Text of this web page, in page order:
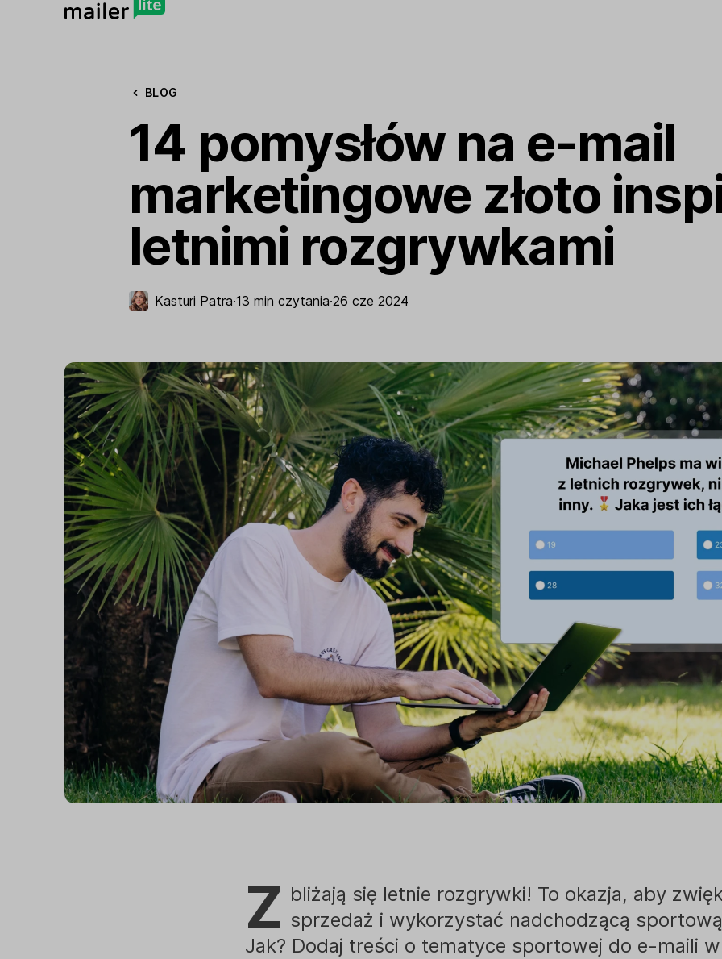
BLOG
14 pomysłów na e-mail
marketingowe złoto
letnimi rozgrywkami
Kasturi Patra·13 min czytania·26 cze 2024
Z bliżają się letnie rozgrywki! To okazja, aby
sprzedaż i wykorzystać nadchodzącą
Jak? Dodaj treści o tematyce sportowej do e-maili